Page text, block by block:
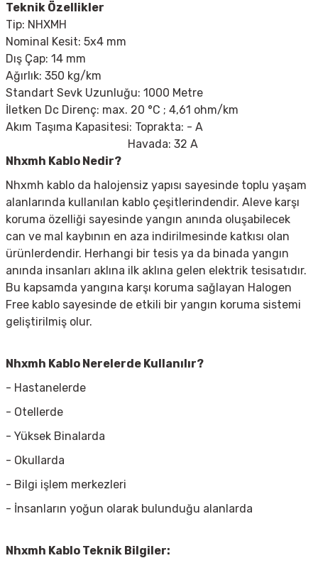
Teknik Özellikler
Tip: NHXMH
Nominal Kesit: 5x4 mm
Dış Çap: 14 mm
Ağırlık: 350 kg/km
Standart Sevk Uzunluğu: 1000 Metre
İletken Dc Direnç: max. 20 °C ; 4,61 ohm/km
Akım Taşıma Kapasitesi: Toprakta: - A
Havada: 32 A
Nhxmh Kablo Nedir?
Nhxmh kablo da halojensiz yapısı sayesinde toplu yaşam
alanlarında kullanılan kablo çeşitlerindendir. Aleve karşı
koruma özelliği sayesinde yangın anında oluşabilecek
can ve mal kaybının en aza indirilmesinde katkısı olan
ürünlerdendir. Herhangi bir tesis ya da binada yangın
anında insanları aklına ilk aklına gelen elektrik tesisatıdır.
Bu kapsamda yangına karşı koruma sağlayan Halogen
Free kablo sayesinde de etkili bir yangın koruma sistemi
geliştirilmiş olur.
Nhxmh Kablo Nerelerde Kullanılır?
- Hastanelerde
- Otellerde
- Yüksek Binalarda
- Okullarda
- Bilgi işlem merkezleri
- İnsanların yoğun olarak bulunduğu alanlarda
Nhxmh Kablo Teknik Bilgiler: